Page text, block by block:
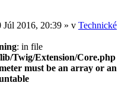
Júl 2016, 20:39 » v Technické
: in file
Twig/Extension/Core.php
must be an array or an